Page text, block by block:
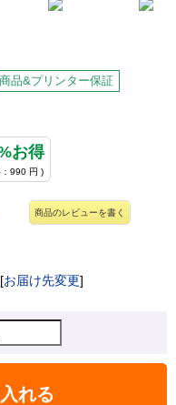
商品&プリンター保証
お得
990 円 )
商品のレビューを書く
[お届け先変更]
れる